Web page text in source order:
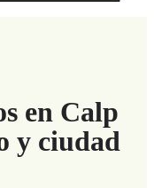
en Calp
y ciudad